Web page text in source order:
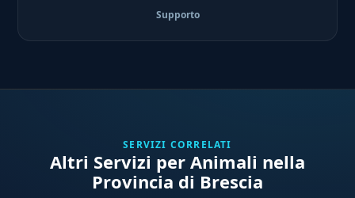
Supporto
SERVIZI CORRELATI
Altri Servizi per Animali nella
Provincia di Brescia